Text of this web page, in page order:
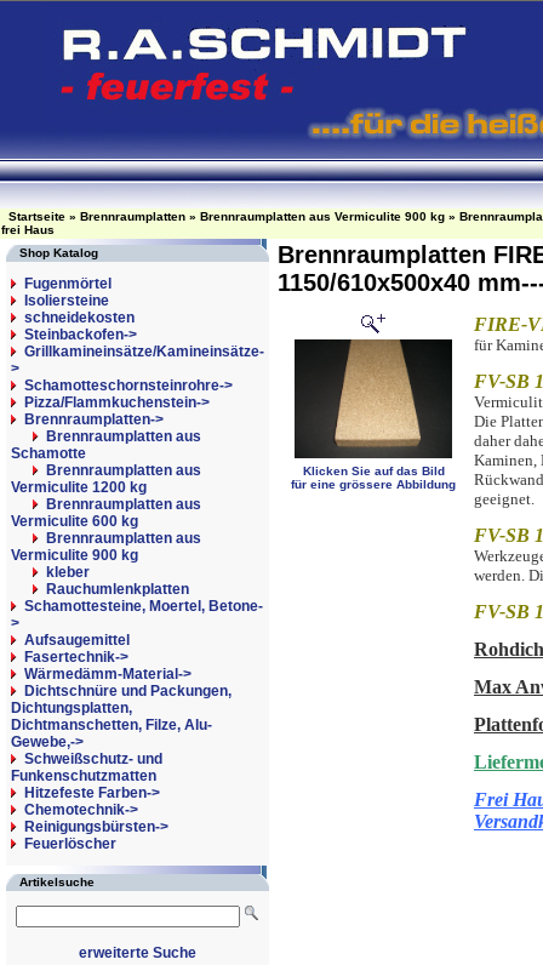
Startseite » Brennraumplatten » Brennraumplatten aus Vermiculite 900 kg »
frei Haus
Shop Katalog
Fugenmörtel
Isoliersteine
schneidekosten
Steinbackofen->
Grillkamineinsätze/Kamineinsätze-
>
Schamotteschornsteinrohre->
Pizza/Flammkuchenstein->
Brennraumplatten->
Brennraumplatten aus
Schamotte
Brennraumplatten aus
Vermiculite 1200 kg
Brennraumplatten aus
Vermiculite 600 kg
Brennraumplatten aus
Vermiculite 900 kg
kleber
Rauchumlenkplatten
Schamottesteine, Moertel, Betone-
>
Aufsaugemittel
Fasertechnik->
Wärmedämm-Material->
Dichtschnüre und Packungen,
Dichtungsplatten,
Dichtmanschetten, Filze, Alu-
Gewebe,->
Schweißschutz- und
Funkenschutzmatten
Hitzefeste Farben->
Chemotechnik->
Reinigungsbürsten->
Feuerlöscher
Artikelsuche
erweiterte Suche
Brennraumplatten
1150/610x500x40
Klicken Sie auf das Bild
für eine grössere Abbildung
FIRE-
für
FV-SB
Die
daher
Kaminen,
geeignet.
FV-SB
werden.
FV-SB
Max
Frei